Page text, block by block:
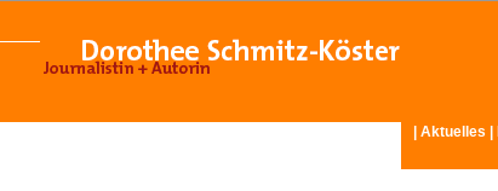
Aktuelles